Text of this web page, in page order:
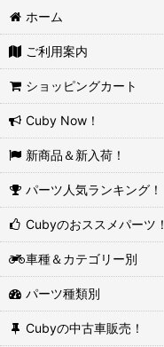
ホーム
ご利用案内
ショッピングカート
Cuby Now！
新商品＆新入荷！
パーツ人気ランキング！
Cubyのおススメパーツ！
車種＆カテゴリー別
パーツ種類別
Cubyの中古車販売！